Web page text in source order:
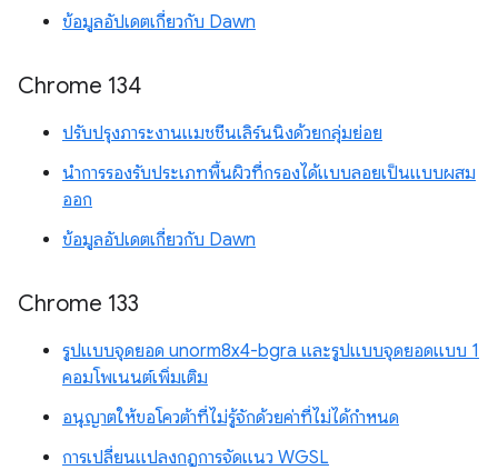
ข้อมูลอัปเดตเกี่ยวกับ Dawn
Chrome 134
ปรับปรุงภาระงานแมชชีนเลิร์นนิงด้วยกลุ่มย่อย
นำการรองรับประเภทพื้นผิวที่กรองได้แบบลอยเป็นแบบผสม
ออก
ข้อมูลอัปเดตเกี่ยวกับ Dawn
Chrome 133
รูปแบบจุดยอด unorm8x4-bgra และรูปแบบจุดยอดแบบ 1
คอมโพเนนต์เพิ่มเติม
อนุญาตให้ขอโควต้าที่ไม่รู้จักด้วยค่าที่ไม่ได้กำหนด
การเปลี่ยนแปลงกฎการจัดแนว WGSL